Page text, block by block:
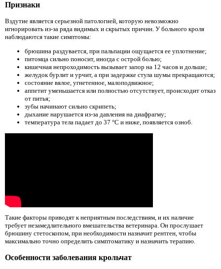
Признаки
Вздутие является серьезной патологией, которую невозможно
игнорировать из-за ряда видимых и скрытых причин. У больного кроля
наблюдаются такие симптомы:
брюшина раздувается, при пальпации ощущается ее уплотнение;
питомца сильно поносит, иногда с острой болью;
кишечная непроходимость вызывает запор на 12 часов и дольше;
желудок бурлит и урчит, а при задержке стула шумы прекращаются;
состояние вялое, угнетенное, малоподвижное;
аппетит уменьшается или полностью отсутствует, происходит отказ
от питья;
зубы начинают сильно скрипеть;
дыхание нарушается из-за давления на диафрагму;
температура тела падает до 37 °C и ниже, появляется озноб.
Такие факторы приводят к неприятным последствиям, и их наличие
требует незамедлительного вмешательства ветеринара. Он прослушает
брюшину стетоскопом, при необходимости назначит рентген, чтобы
максимально точно определить симптоматику и назначить терапию.
Особенности заболевания крольчат